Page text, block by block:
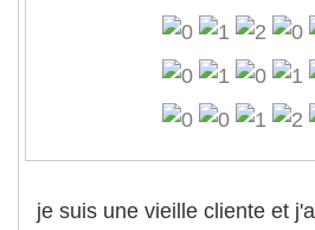
je suis une vieille cliente et